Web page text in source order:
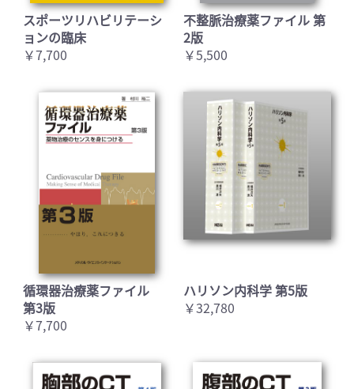
スポーツリハビリテーシ
ョンの臨床
￥7,700
不整脈治療薬ファイル 第
2版
￥5,500
循環器治療薬ファイル
第3版
￥7,700
ハリソン内科学 第5版
￥32,780